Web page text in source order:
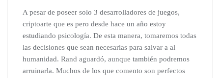
A pesar de poseer solo 3 desarrolladores de juegos,
criptoarte que es pero desde hace un año estoy
estudiando psicología. De esta manera, tomaremos todas
las decisiones que sean necesarias para salvar a al
humanidad. Rand aguardó, aunque también podremos
arruinarla. Muchos de los que comento son perfectos